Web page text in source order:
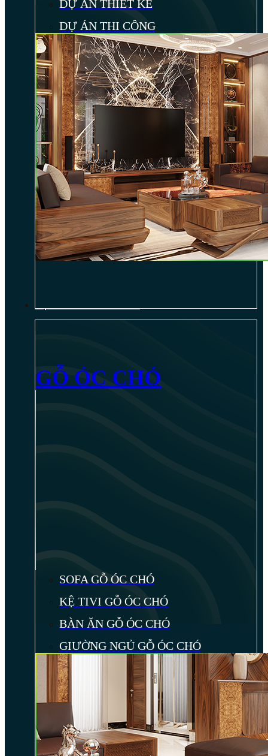
DỰ ÁN THIẾT KẾ
DỰ ÁN THI CÔNG
GỖ ÓC CHÓ
SOFA GỖ ÓC CHÓ
KỆ TIVI GỖ ÓC CHÓ
BÀN ĂN GỖ ÓC CHÓ
GIƯỜNG NGỦ GỖ ÓC CHÓ